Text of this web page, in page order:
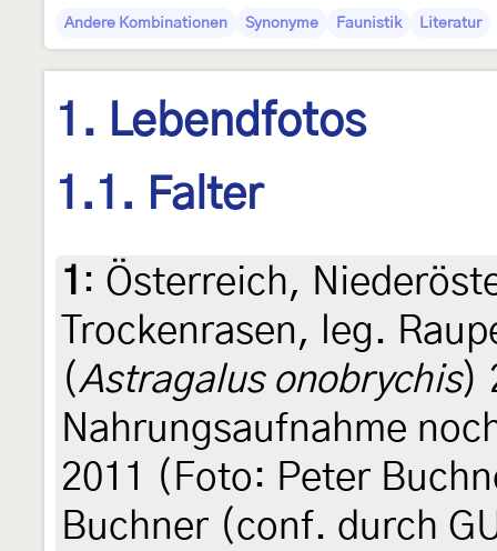
Andere Kombinationen Synonyme Faunistik Literatur
1. Lebendfotos
1.1. Falter
1 : Österreich,
Trockenrasen, leg.
(Astragalus onobrychis)
Nahrungsaufnahme
2011 (Foto: Peter
Buchner (conf. durch